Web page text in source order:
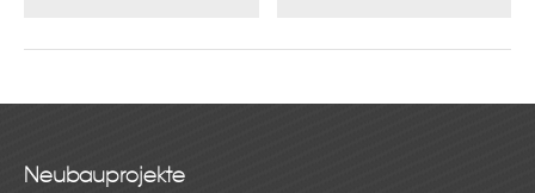
Neubauprojekte